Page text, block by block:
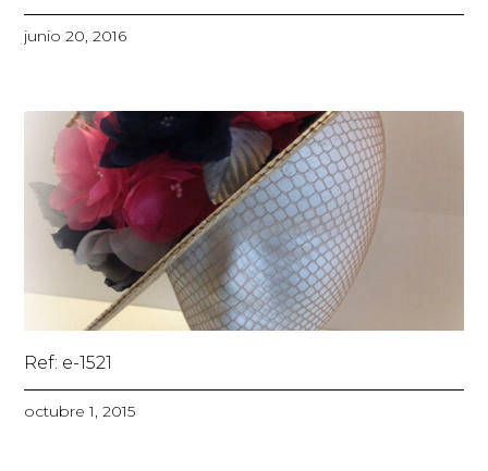
junio 20, 2016
Ref: e-1521
octubre 1, 2015